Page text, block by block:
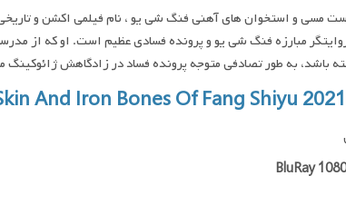
مبارزه فنگ شی یو و پرونده فسادی عظیم است. او که از
باشد، به طور تصادفی متوجه پرونده فساد در زادگاهش